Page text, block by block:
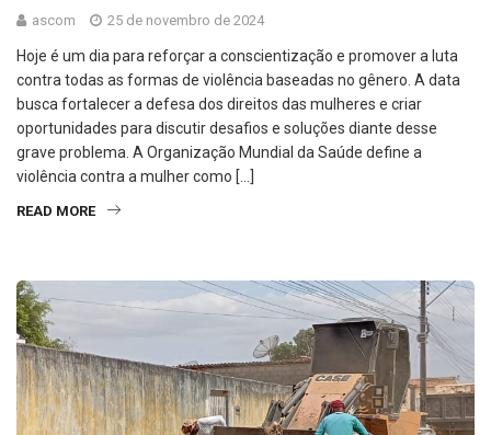
ascom 25 de novembro de 2024
Hoje é um dia para reforçar a conscientização e promover a luta
contra todas as formas de violência baseadas no gênero. A data
busca fortalecer a defesa dos direitos das mulheres e criar
oportunidades para discutir desafios e soluções diante desse
grave problema. A Organização Mundial da Saúde define a
violência contra a mulher como […]
READ MORE